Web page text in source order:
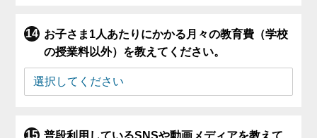
お子さま1人あたりにかかる月々の教育費（学校
の授業料以外）を教えてください。
普段利用しているSNSや動画メディアを教えて